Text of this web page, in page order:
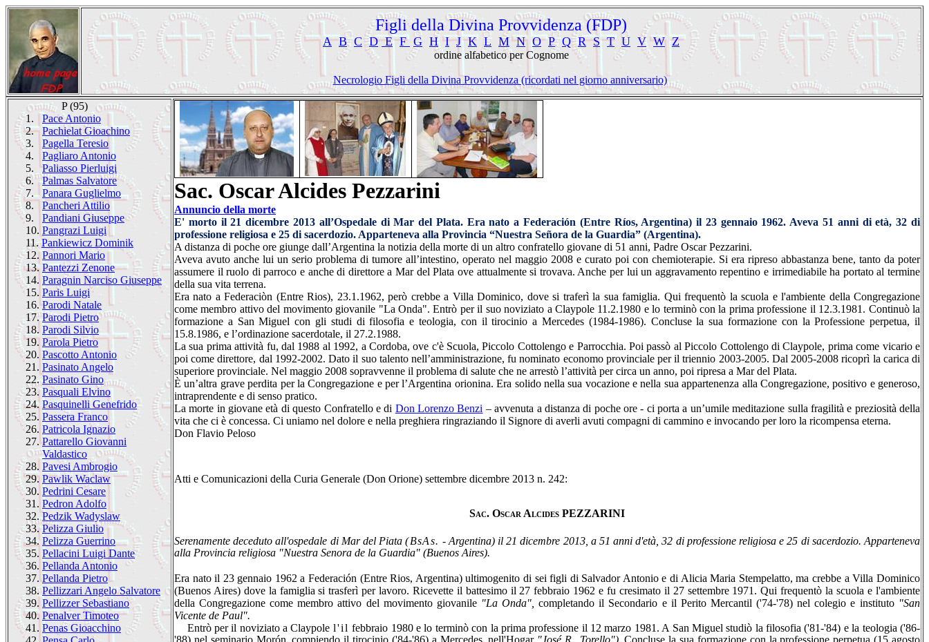
Figli della Divina Provvidenza (FDP)
A B C D E F G H I J K L M N O P Q R S T U V W Z
ordine alfabetico per Cognome
Necrologio Figli della Divina Provvidenza (ricordati nel giorno anniversario)
P (95)
1.
Pace Antonio
2.
Pachielat Gioachino
3.
Pagella Teresio
4.
Pagliaro Antonio
5.
Paliasso Pierluigi
6.
Palmas Salvatore
7.
Panara Guglielmo
8.
Pancheri Attilio
9.
Pandiani Giuseppe
10. Pangrazi Luigi
11. Pankiewicz Dominik
12. Pannori Mario
13. Pantezzi Zenone
14. Paragnin Narciso Giuseppe
15. Paris Luigi
16. Parodi Natale
17. Parodi Pietro
18. Parodi Silvio
19. Parola Pietro
20. Pascotto Antonio
21. Pasinato Angelo
22. Pasinato Gino
23. Pasquali Elvino
24. Pasquinelli Genefrido
25. Passera Franco
26. Patricola Ignazio
27. Pattarello Giovanni
Valdastico
28. Pavesi Ambrogio
29. Pawlik Waclaw
30. Pedrini Cesare
31. Pedron Adolfo
32. Pedzik Wadyslaw
33. Pelizza Giulio
34. Pelizza Guerrino
35. Pellacini Luigi Dante
36. Pellanda Antonio
37. Pellanda Pietro
38. Pellizzari Angelo Salvatore
39. Pellizzer Sebastiano
40. Penalver Timoteo
41. Penas Gioacchino
Sac. Oscar Alcides Pezzarini
Annuncio della morte
E' morto il 21 dicembre 2013 all’Ospedale di Mar del Plata. Era nato a Federación (Entre Ríos, Argentina) il 23 gennaio 1962. Aveva 51 anni di età, 32 di
professione religiosa e 25 di sacerdozio. Apparteneva alla Provincia “Nuestra Señora de la Guardia” (Argentina).
A distanza di poche ore giunge dall’Argentina la notizia della morte di un altro confratello giovane di 51 anni, Padre Oscar Pezzarini.
Aveva avuto anche lui un serio problema di tumore all’intestino, operato nel maggio 2008 e curato poi con chemioterapie. Si era ripreso abbastanza bene, tanto da poter
assumere il ruolo di parroco e anche di direttore a Mar del Plata ove attualmente si trovava. Anche per lui un aggravamento repentino e irrimediabile ha portato al termine
della sua vita terrena.
Era nato a Federaciòn (Entre Rios), 23.1.1962, però crebbe a Villa Dominico, dove si traferì la sua famiglia. Qui frequentò la scuola e l'ambiente della Congregazione
come membro attivo del movimento giovanile "La Onda". Entrò per il suo noviziato a Claypole 11.2.1980 e lo terminò con la prima professione il 12.3.1981. Continuò la
formazione a San Miguel con gli studi di filosofia e teologia, con il tirocinio a Mercedes (1984-1986). Concluse la sua formazione con la Professione perpetua, il
15.8.1986, e l’ordinazione sacerdotale, il 27.2.1988.
La sua prima attività fu, dal 1988 al 1992, a Cordoba, ove c'è Scuola, Piccolo Cottolengo e Parrocchia. Poi passò al Piccolo Cottolengo di Claypole, prima come vicario e
poi come direttore, dal 1992-2002. Dato il suo talento nell’amministrazione, fu nominato economo provinciale per il triennio 2003-2005. Dal 2005-2008 ricoprì la carica di
superiore provinciale. Nel maggio 2008 sopravvenne il problema di salute che ne arrestò l’attività per circa un anno, poi ripresa a Mar del Plata.
È un’altra grave perdita per la Congregazione e per l’Argentina orionina. Era solido nella sua vocazione e nella sua appartenenza alla Congregazione, positivo e generoso,
intraprendente e di senso pratico.
La morte in giovane età di questo Confratello e di Don Lorenzo Benzi – avvenuta a distanza di poche ore - ci porta a un’umile meditazione sulla fragilità e preziosità della
vita che ci è concessa. Ci uniamo nel dolore e nella preghiera ringraziando il Signore di averli avuti compagni di cammino e invocando per loro la ricompensa eterna.
Don Flavio Peloso
Atti e Comunicazioni della Curia Generale (Don Orione) settembre dicembre 2013 n. 242:
Sac. Oscar Alcides PEZZARINI
Serenamente deceduto all'ospedale di Mar del Piata(BsAs. - Argentina) il 21 dicembre 2013, a 51 anni d'età, 32 di professione religiosa e 25 di sacer­dozio. Apparteneva
alla Provincia religiosa "Nuestra Senora de la Guardia" (Buenos Aires).
Era nato il 23 gennaio 1962 a Federación (Entre Rios, Argentina) ultimogenito di sei figli di Salvador Antonio e di Alicia Maria Stempelatto, ma creb­be a Villa Dominico
(Buenos Aires) dove la famiglia si trasferì per lavoro. Ricevette il battesimo il 27 febbraio 1962 e fu cresimato il 27 settembre 1971. Qui frequentò la scuola e l'ambiente
della Congregazione come membro atti­vo del movimento giovanile "La Onda",completando il Secondario e il Peri­to Mercantil ('74-'78) nel colegio e instituto "San
Vicente de Paul".
Entrò per il noviziato a Claypole l'il febbraio 1980 e lo terminò con la prima professione il 12 marzo 1981. A San Miguel studiò la filosofia ('81-'84) e la teologia ('86-
'88) nel seminario Morón, compiendo il tirocinio ('84-'86) a Mercedes, nell'Hogar "José R. Torello").Concluse la sua formazione con la professione perpetua (15 agosto